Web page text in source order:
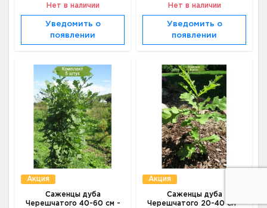
Нет в наличии
Уведомить о
появлении
Нет в наличии
Уведомить о
появлении
Акция
Саженцы дуба
Черешчатого 40-60 см -
Акция
Саженцы дуба
Черешчатого 20-40 см -